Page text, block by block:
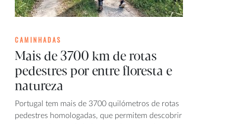
CAMINHADAS
Mais de 3700 km de rotas
pedestres por entre floresta e
natureza
Portugal tem mais de 3700 quilómetros de rotas
pedestres homologadas, que permitem descobrir